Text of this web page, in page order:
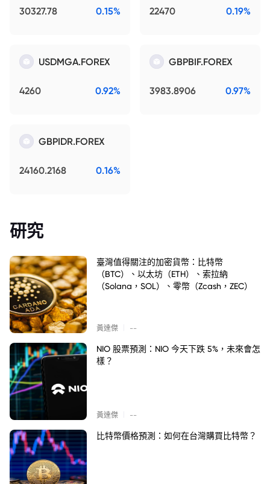
30327.78 0.15% 22470 0.19%
USDMGA.FOREX
4260 0.92%
GBPBIF.FOREX
3983.8906 0.97%
GBPIDR.FOREX
24160.2168 0.16%
研究
臺灣值得關注的加密貨幣：比特幣
（BTC）、以太坊（ETH）、索拉納
（Solana，SOL）、零幣（Zcash，ZEC）
黃達傑 --
NIO 股票預測：NIO 今天下跌 5%，未來會怎
樣？
黃達傑 --
比特幣價格預測：如何在台灣購買比特幣？